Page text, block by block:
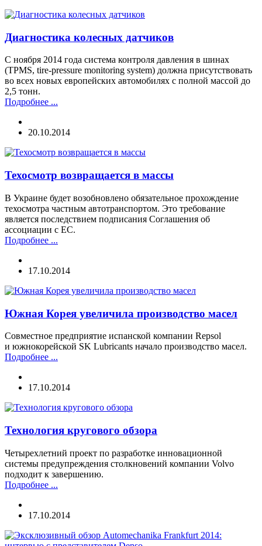
Диагностика колесных датчиков
С ноября 2014 года система контроля давления в шинах
(TPMS, tire-pressure monitoring system) должна присутствовать
во всех новых европейских автомобилях с полной массой до
2,5 тонн.
Подробнее ...
20.10.2014
Техосмотр возвращается в массы
В Украине будет возобновлено обязательное прохождение
техосмотра частным автотранспортом. Это требование
является последствием подписания Соглашения об
ассоциации с ЕС.
Подробнее ...
17.10.2014
Южная Корея увеличила производство масел
Совместное предприятие испанской компании Repsol
и южнокорейской SK Lubricants начало производство масел.
Подробнее ...
17.10.2014
Технология кругового обзора
Четырехлетний проект по разработке инновационной
системы предупреждения столкновений компании Volvo
подходит к завершению.
Подробнее ...
17.10.2014